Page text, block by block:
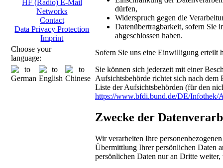
HF (Radio) E-Mail
Networks
Contact
Data Privacy Protection
Imprint
Choose your
language:
dürfen,
Widerspruch gegen die
Datenübertragbarkeit, sofern Sie
abgeschlossen haben.
Sofern Sie uns eine Einwilligung erteilt
Sie können sich jederzeit mit einer
Aufsichtsbehörde richtet sich nach
Liste der Aufsichtsbehörden (für den
https://www.bfdi.bund.de/DE/Infothek/
Zwecke der
Wir verarbeiten Ihre
Übermittlung Ihrer persönlichen Daten
persönlichen Daten nur an Dritte weiter,